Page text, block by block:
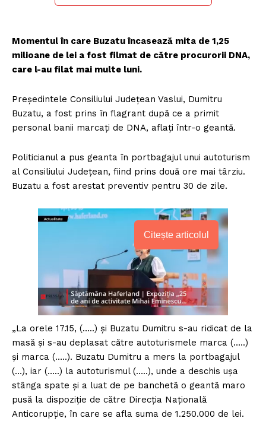
Momentul în care Buzatu încasează mita de 1,25
milioane de lei a fost filmat de către procurorii DNA,
care l-au filat mai multe luni.
Preşedintele Consiliului Judeţean Vaslui, Dumitru
Buzatu, a fost prins în flagrant după ce a primit
personal banii marcaţi de DNA, aflaţi într-o geantă.
Politicianul a pus geanta în portbagajul unui autoturism
al Consiliului Județean, fiind prins două ore mai târziu.
Buzatu a fost arestat preventiv pentru 30 de zile.
Citește articolul
„La orele 17.15, (…..) şi Buzatu Dumitru s-au ridicat de la
masă şi s-au deplasat către autoturismele marca (…..)
şi marca (…..). Buzatu Dumitru a mers la portbagajul
(…), iar (…..) la autoturismul (…..), unde a deschis uşa
stânga spate şi a luat de pe banchetă o geantă maro
pusă la dispoziţie de către Direcţia Naţională
Anticorupţie, în care se afla suma de 1.250.000 de lei.